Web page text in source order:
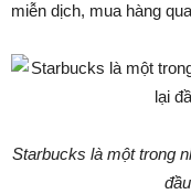
miễn dịch, mua hàng
Starbucks là một trong